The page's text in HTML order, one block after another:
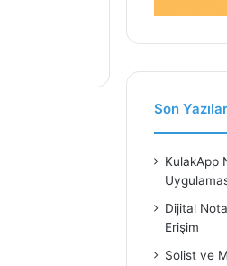
Son Yazılar
KulakApp
Dijital
Erişim
Solist ve